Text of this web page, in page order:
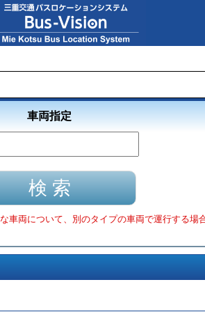
車両指定
車両について、別のタイプの車両で運行する場